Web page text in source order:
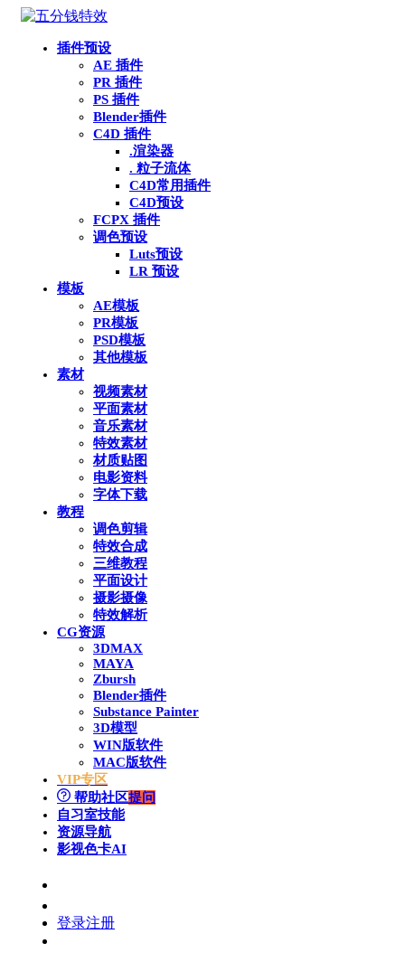
插件预设
AE 插件
PR 插件
PS 插件
Blender插件
C4D 插件
.渲染器
. 粒子流体
C4D常用插件
C4D预设
FCPX 插件
调色预设
Luts预设
LR 预设
模板
AE模板
PR模板
PSD模板
其他模板
素材
视频素材
平面素材
音乐素材
特效素材
材质贴图
电影资料
字体下载
教程
调色剪辑
特效合成
三维教程
平面设计
摄影摄像
特效解析
CG资源
3DMAX
MAYA
Zbursh
Blender插件
Substance Painter
3D模型
WIN版软件
MAC版软件
VIP专区
帮助社区提问
自习室技能
资源导航
影视色卡AI
登录注册